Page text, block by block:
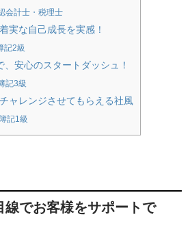
会計士・税理士
実な自己成長を実感！
記2級
安心のスタートダッシュ！
記3級
ャレンジさせてもらえる社風
記1級
線でお客様をサポートで